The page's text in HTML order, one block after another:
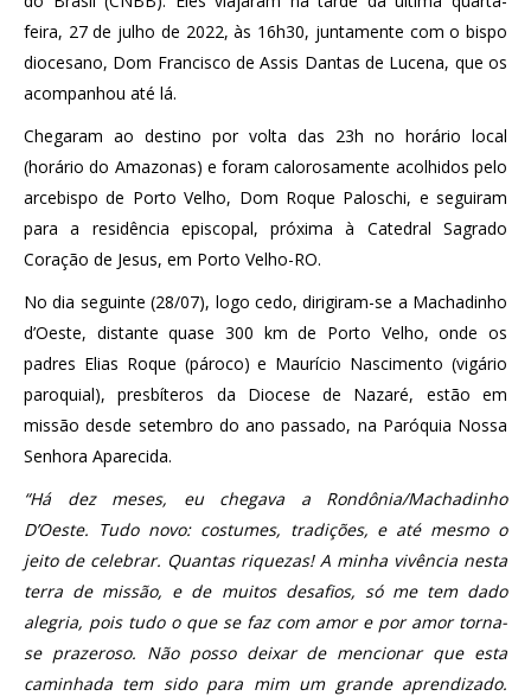
feira, 27 de julho de 2022, às 16h30, juntamente com o bispo
diocesano, Dom Francisco de Assis Dantas de Lucena, que os
acompanhou até lá.
Chegaram ao destino por volta das 23h no horário local
(horário do Amazonas) e foram calorosamente acolhidos pelo
arcebispo de Porto Velho, Dom Roque Paloschi, e seguiram
para a residência episcopal, próxima à Catedral Sagrado
Coração de Jesus, em Porto Velho-RO.
No dia seguinte (28/07), logo cedo, dirigiram-se a Machadinho
d’Oeste, distante quase 300 km de Porto Velho, onde os
padres Elias Roque (pároco) e Maurício Nascimento (vigário
paroquial), presbíteros da Diocese de Nazaré, estão em
missão desde setembro do ano passado, na Paróquia Nossa
Senhora Aparecida.
“Há dez meses, eu chegava a Rondônia/Machadinho
D’Oeste. Tudo novo: costumes, tradições, e até mesmo o
jeito de celebrar. Quantas riquezas! A minha vivência nesta
terra de missão, e de muitos desafios, só me tem dado
alegria, pois tudo o que se faz com amor e por amor torna-
se prazeroso. Não posso deixar de mencionar que esta
caminhada tem sido para mim um grande aprendizado.